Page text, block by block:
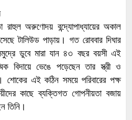
রাহুল অরুণোদয় বন্দ্যোপাধ্যায়ের অকাল
টালিউড পাড়ায়। গত রোববার দিঘার
সমুদ্রে ডুবে মারা যান ৪৩ বছর বয়সী এই
বিদায়ে ভেঙে পড়েছেন তার স্ত্রী ও
শোকের এই কঠিন সময়ে পরিবারের পক্ষ
কাছে ব্যক্তিগত গোপনীয়তা বজায়
তিনি।